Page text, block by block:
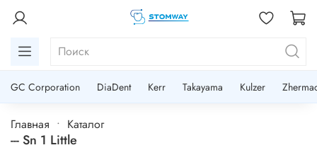
GC Corporation DiaDent Kerr Takayama Kulzer
Главная Каталог
--- Sn 1 Little